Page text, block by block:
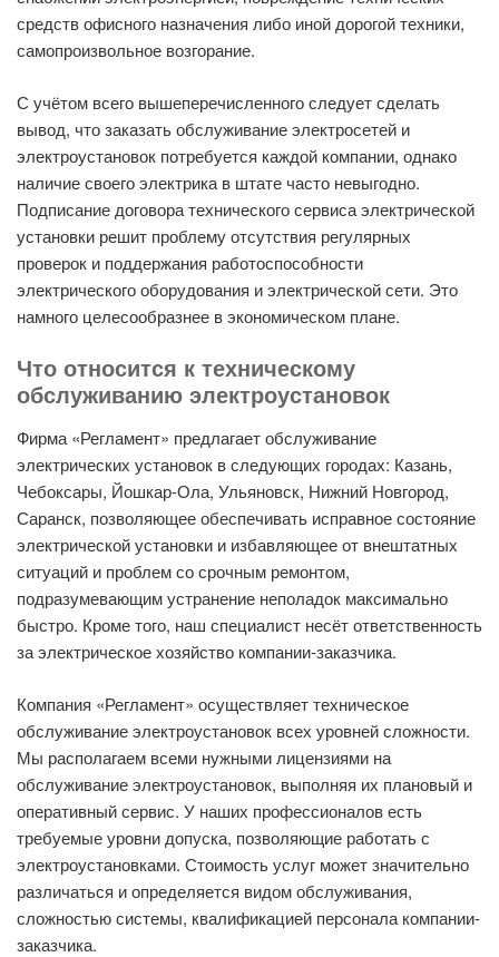
средств офисного назначения либо иной дорогой техники,
самопроизвольное возгорание.
С учётом всего вышеперечисленного следует сделать
вывод, что заказать обслуживание электросетей и
электроустановок потребуется каждой компании, однако
наличие своего электрика в штате часто невыгодно.
Подписание договора технического сервиса электрической
установки решит проблему отсутствия регулярных
проверок и поддержания работоспособности
электрического оборудования и электрической сети. Это
намного целесообразнее в экономическом плане.
Что относится к техническому
обслуживанию электроустановок
Фирма «Регламент» предлагает обслуживание
электрических установок в следующих городах: Казань,
Чебоксары, Йошкар-Ола, Ульяновск, Нижний Новгород,
Саранск, позволяющее обеспечивать исправное состояние
электрической установки и избавляющее от внештатных
ситуаций и проблем со срочным ремонтом,
подразумевающим устранение неполадок максимально
быстро. Кроме того, наш специалист несёт ответственность
за электрическое хозяйство компании-заказчика.
Компания «Регламент» осуществляет техническое
обслуживание электроустановок всех уровней сложности.
Мы располагаем всеми нужными лицензиями на
обслуживание электроустановок, выполняя их плановый и
оперативный сервис. У наших профессионалов есть
требуемые уровни допуска, позволяющие работать с
электроустановками. Стоимость услуг может значительно
различаться и определяется видом обслуживания,
сложностью системы, квалификацией персонала компании-
заказчика.